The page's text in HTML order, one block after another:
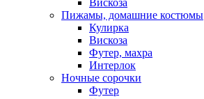
Вискоза
Пижамы, домашние костюмы
Кулирка
Вискоза
Футер, махра
Интерлок
Ночные сорочки
Футер